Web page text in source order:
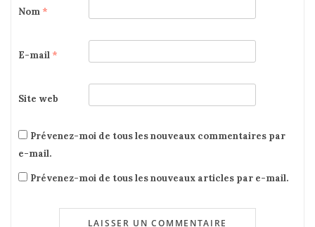
Nom *
E-mail *
Site web
Prévenez-moi de tous les nouveaux commentaires par
e-mail.
Prévenez-moi de tous les nouveaux articles par e-mail.